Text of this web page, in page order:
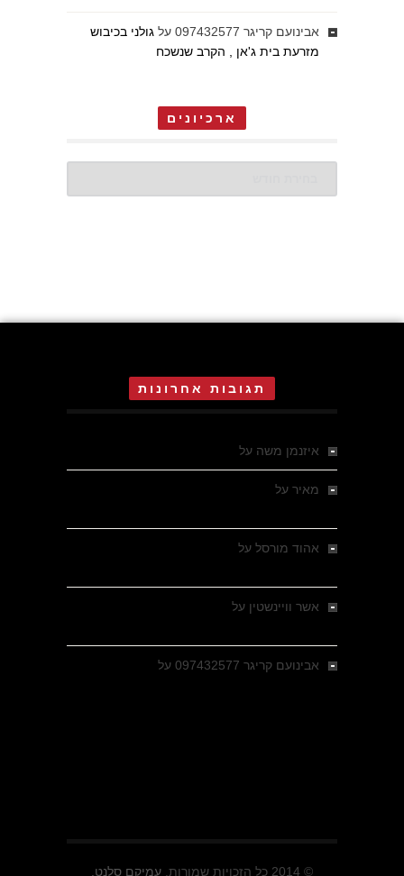
אבינועם קריגר 097432577 על גולני בכיבוש
מזרעת בית ג'אן , הקרב שנשכח
ארכיונים
תגובות אחרונות
איזנמן משה על
מאיר על
אהוד מורסל על
אשר וויינשטין על
אבינועם קריגר 097432577 על
© 2014 כל הזכויות שמורות. עמיקם סלנט.